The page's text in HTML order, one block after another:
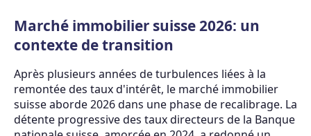
Marché immobilier suisse 2026: un
contexte de transition
Après plusieurs années de turbulences liées à la
remontée des taux d'intérêt, le marché immobilier
suisse aborde 2026 dans une phase de recalibrage. La
détente progressive des taux directeurs de la Banque